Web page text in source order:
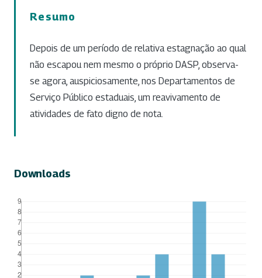
Resumo
Depois de um período de relativa estagnação ao qual
não escapou nem mesmo o próprio DASP, observa-
se agora, auspiciosamente, nos Departamentos de
Serviço Público estaduais, um reavivamento de
atividades de fato digno de nota.
Downloads